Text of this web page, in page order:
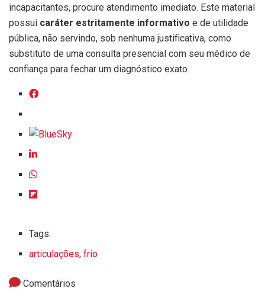
incapacitantes, procure atendimento imediato. Este material
possui caráter estritamente informativo e de utilidade
pública, não servindo, sob nenhuma justificativa, como
substituto de uma consulta presencial com seu médico de
confiança para fechar um diagnóstico exato.
Tags:
articulações,frio
Comentários